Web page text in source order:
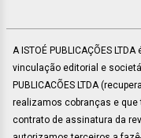
A ISTOÉ PUBLICAÇÕES
vinculação editorial e
PUBLICACÕES LTDA
realizamos cobranças e
contrato de assinatura da